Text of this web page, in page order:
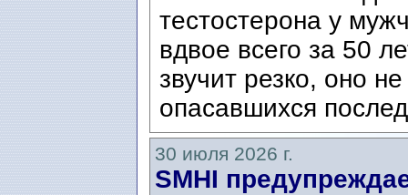
тестостерона у
вдвое всего за 50
звучит резко, оно
опасавшихся
30 июля 2026 г.
SMHI